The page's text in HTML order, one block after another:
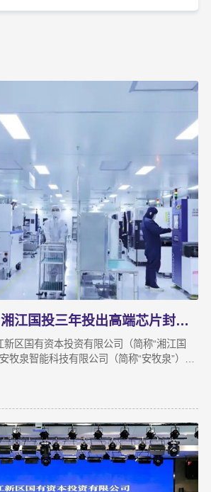
亿元耐心资本，湘江国投三年投出高端芯片封测“尖子生”
区国有资本投资有限公司（简称“湘江国
牧泉智能科技有限公司（简称“安牧泉”）
3支产业基金，累计对安牧泉投资已达1亿
厂区尽调时，印象最深的不是气派，而是
，设备排列极度紧凑，办公空间十分局促，
硬件条件，已难以匹配企业业务扩张需求。